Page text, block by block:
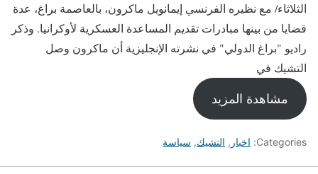
الثلاثاء/ مع نظيره الفرنسي إيمانويل ماكرون، بالعاصمة براغ، عدة
قضايا من بينها مبادرات تقديم المساعدة العسكرية لأوكرانيا. وذكر
راديو "براغ الدولي" في نشرته الإنجليزية أن ماكرون وصل
التشيك في
مشاهدة المزيد
Categories: اخبار , التشيك, سياسة